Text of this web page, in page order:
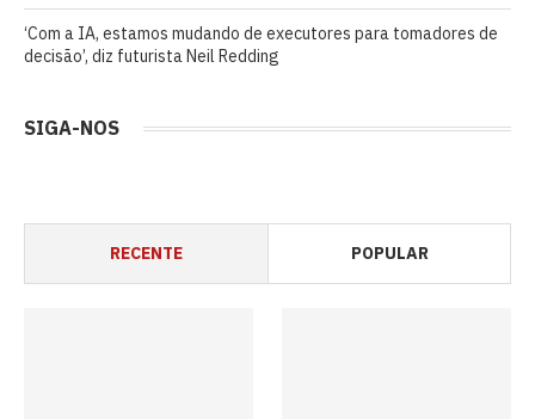
‘Com a IA, estamos mudando de executores para tomadores de
decisão’, diz futurista Neil Redding
SIGA-NOS
RECENTE POPULAR